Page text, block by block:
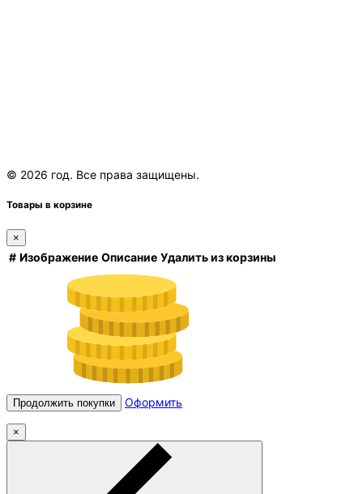
© 2026 год. Все права защищены.
Товары в корзине
×
# Изображение Описание Удалить из корзины
Продолжить покупки Оформить
×